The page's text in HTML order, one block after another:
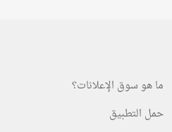
ما هو سوق الإعلانات؟
حمل التطبيق